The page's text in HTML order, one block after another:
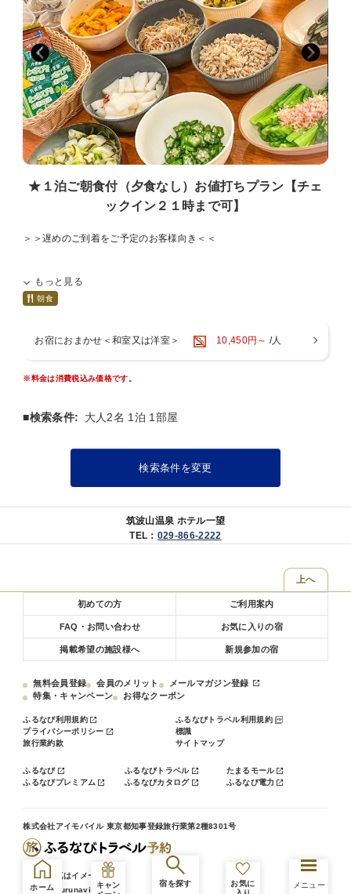
□■お風呂のご案内■□
ご宿泊のお客様は隣接する「別館 つくばの湯」を無料でご利用頂けま
す！
自然を楽しめる露天風呂や大浴場、サウナをはじめ、
内湯・露天風呂付の貸切家族風呂（別料金/事前電話予約）を完備して
おります
【別館ご入浴時間】チェックイン～午後10時、翌朝6～8時
⇒筑波山神社入口 下車
筑波山神社入口バス停留所より１kmです
神社入口下車後、TEL 029-866-2222 までご連絡いただければ、
※つくば駅15時発が最終です。以降は路線バス（つくば北部シャト
ル）をご利用下さい
□■お車でお越しのお客様■□
無料駐車場完備
フロントまでお申しつけ下さい
◎つくば国際会議場までお車で約３５分
◎JAXAつくば宇宙センターまでお車で約４０分
◎牛久大仏までお車で約1時間
◎あみプレミアムアウトレットまでお車で約1時間
◎水戸市内までお車で約1時間
◎茨城空港までお車で約1時間30分
★１泊ご朝食付（夕食なし）お値打ちプラン【チェ
ックイン２１時まで可】
＞＞遅めのご到着をご予定のお客様向き＜＜
のお客様、遅めのチェックインをご希望のお客様にはこちらのプラン
がオススメです
ご夕食：付いておりません ※当日ご夕食のご注文は承れません
※仕入れ状況により、料理内容は変更になる場合がございます
□■お風呂のご案内■□
※レストランは館内にございませんので、ご夕食をお済ませいただい
てからのチェックインをお願い致します
※チェックインが午後９時３０分以降のお客様は別館つくばの湯はご
利用いただけません
ご宿泊のお客様は隣接する「別館 つくばの湯」を無料でご利用頂けま
自然を楽しめる露天風呂や大浴場、サウナをはじめ、
内湯・露天風呂付の貸切家族風呂（別料金/事前電話予約）を完備して
おります
【別館ご入浴時間】チェックイン～午後10時、翌朝6～8時
す。
■□公共交通機関でお越しのお客様□■
もっと見る
朝食
お宿におまかせ＜和室又は洋室＞ 10,450円～ /人
※料金は消費税込み価格です。
■検索条件: 大人2名 1泊 1部屋
検索条件を変更
筑波山温泉 ホテル一望
TEL： 029-866-2222
上へ
初めての方 ご利用案内
FAQ・お問い合わせ お気に入りの宿
掲載希望の施設様へ 新規参加の宿
無料会員登録 会員のメリット
メールマガジン登録
特集・キャンペーン
お得なクーポン
ふるなび利用規約
ふるなびトラベル利用規約
プライバシーポリシー
標識
旅行業約款
サイトマップ
ふるなび ふるなびトラベル
たまるモール
ふるなびプレミアム
ふるなびカタログ ふるなび電力
株式会社アイモバイル 東京都知事登録旅行業第2種8301号
※掲載写真はイメージです。
© travel.furunavi.jp
ホーム
キャン
宿を探す
お気に
メニュー